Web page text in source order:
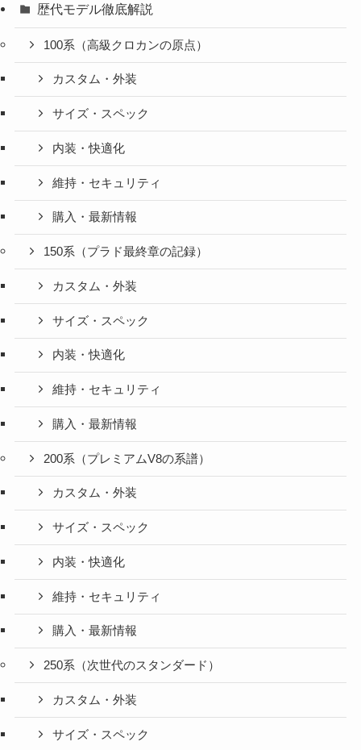
歴代モデル徹底解説
100系（高級クロカンの原点）
カスタム・外装
サイズ・スペック
内装・快適化
維持・セキュリティ
購入・最新情報
150系（プラド最終章の記録）
カスタム・外装
サイズ・スペック
内装・快適化
維持・セキュリティ
購入・最新情報
200系（プレミアムV8の系譜）
カスタム・外装
サイズ・スペック
内装・快適化
維持・セキュリティ
購入・最新情報
250系（次世代のスタンダード）
カスタム・外装
サイズ・スペック